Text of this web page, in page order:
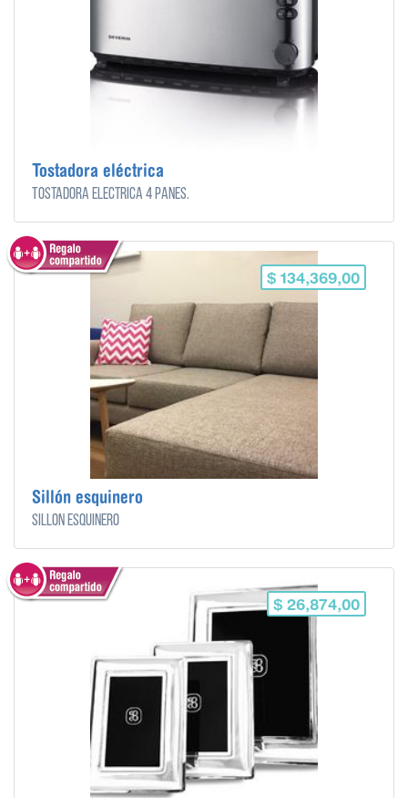
Tostadora eléctrica
Tostadora eléctrica 4 panes.
$ 134,369,00
Sillón esquinero
Sillón esquinero
$ 26,874,00